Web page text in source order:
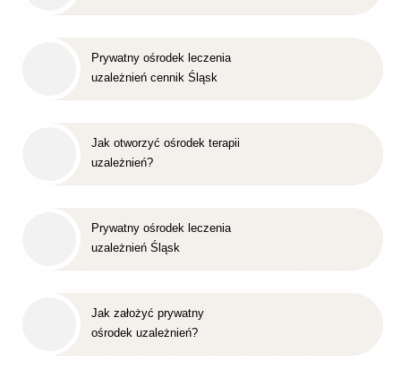
Prywatny ośrodek leczenia
uzależnień cennik Śląsk
Jak otworzyć ośrodek terapii
uzależnień?
Prywatny ośrodek leczenia
uzależnień Śląsk
Jak założyć prywatny
ośrodek uzależnień?